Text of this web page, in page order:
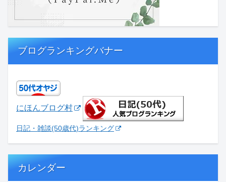
ブログランキングバナー
にほんブログ村
日記・雑談(50歳代)ランキング
カレンダー